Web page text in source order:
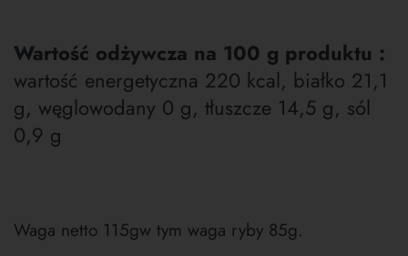
Wartość odżywcza na 100 g produktu :
wartość energetyczna 220 kcal, białko 21,1
g, węglowodany 0 g, tłuszcze 14,5 g, sól
0,9 g
Waga netto 115gw tym waga ryby 85g.